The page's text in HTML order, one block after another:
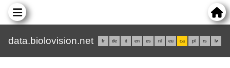
data.biolovision.net fr de it en es nl eu ca pl rs lv